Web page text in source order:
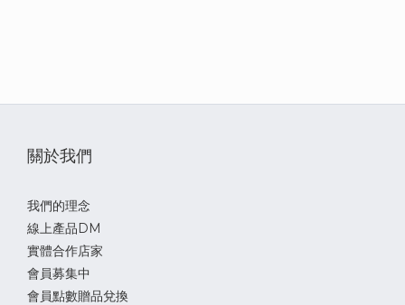
關於我們
我們的理念
線上產品DM
實體合作店家
會員募集中
會員點數贈品兌換